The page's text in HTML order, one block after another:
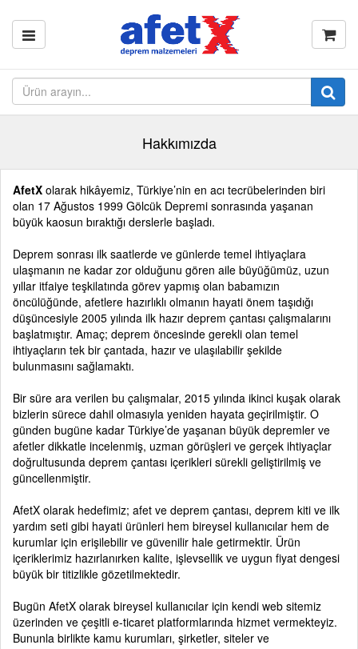
Hakkımızda
AfetX olarak hikâyemiz, Türkiye’nin en acı tecrübelerinden biri
olan 17 Ağustos 1999 Gölcük Depremi sonrasında yaşanan
büyük kaosun bıraktığı derslerle başladı.
Deprem sonrası ilk saatlerde ve günlerde temel ihtiyaçlara
ulaşmanın ne kadar zor olduğunu gören aile büyüğümüz, uzun
yıllar itfaiye teşkilatında görev yapmış olan babamızın
öncülüğünde, afetlere hazırlıklı olmanın hayati önem taşıdığı
düşüncesiyle 2005 yılında ilk hazır deprem çantası çalışmalarını
başlatmıştır. Amaç; deprem öncesinde gerekli olan temel
ihtiyaçların tek bir çantada, hazır ve ulaşılabilir şekilde
bulunmasını sağlamaktı.
Bir süre ara verilen bu çalışmalar, 2015 yılında ikinci kuşak olarak
bizlerin sürece dahil olmasıyla yeniden hayata geçirilmiştir. O
günden bugüne kadar Türkiye’de yaşanan büyük depremler ve
afetler dikkatle incelenmiş, uzman görüşleri ve gerçek ihtiyaçlar
doğrultusunda deprem çantası içerikleri sürekli geliştirilmiş ve
güncellenmiştir.
AfetX olarak hedefimiz; afet ve deprem çantası, deprem kiti ve ilk
yardım seti gibi hayati ürünleri hem bireysel kullanıcılar hem de
kurumlar için erişilebilir ve güvenilir hale getirmektir. Ürün
içeriklerimiz hazırlanırken kalite, işlevsellik ve uygun fiyat dengesi
büyük bir titizlikle gözetilmektedir.
Bugün AfetX olarak bireysel kullanıcılar için kendi web sitemiz
üzerinden ve çeşitli e-ticaret platformlarında hizmet vermekteyiz.
Bununla birlikte kamu kurumları, şirketler, siteler ve